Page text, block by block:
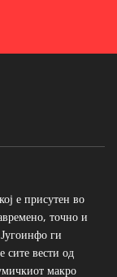
е присутен во
точно и
ги
сите вести од
макро